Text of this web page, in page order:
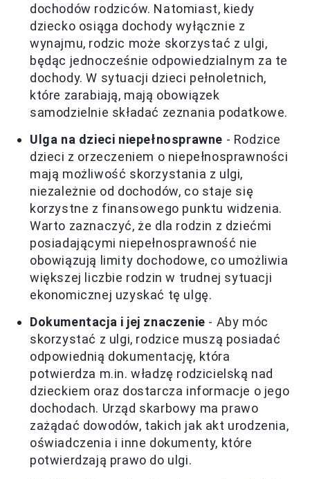
dochodów rodziców. Natomiast, kiedy
dziecko osiąga dochody wyłącznie z
wynajmu, rodzic może skorzystać z ulgi,
będąc jednocześnie odpowiedzialnym za te
dochody. W sytuacji dzieci pełnoletnich,
które zarabiają, mają obowiązek
samodzielnie składać zeznania podatkowe.
Ulga na dzieci niepełnosprawne - Rodzice
dzieci z orzeczeniem o niepełnosprawności
mają możliwość skorzystania z ulgi,
niezależnie od dochodów, co staje się
korzystne z finansowego punktu widzenia.
Warto zaznaczyć, że dla rodzin z dziećmi
posiadającymi niepełnosprawność nie
obowiązują limity dochodowe, co umożliwia
większej liczbie rodzin w trudnej sytuacji
ekonomicznej uzyskać tę ulgę.
Dokumentacja i jej znaczenie - Aby móc
skorzystać z ulgi, rodzice muszą posiadać
odpowiednią dokumentację, która
potwierdza m.in. władzę rodzicielską nad
dzieckiem oraz dostarcza informacje o jego
dochodach. Urząd skarbowy ma prawo
zażądać dowodów, takich jak akt urodzenia,
oświadczenia i inne dokumenty, które
potwierdzają prawo do ulgi.